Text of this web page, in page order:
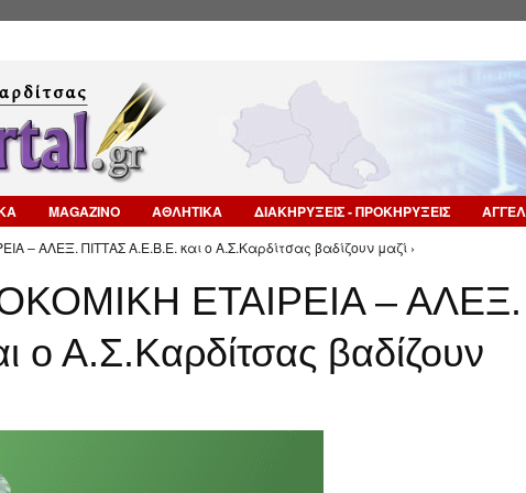
MAGAZINO ΑΘΛΗΤΙΚΑ ΔΙΑΚΗΡΥΞΕΙΣ - ΠΡΟΚΗΡΥΞΕΙΣ
– ΑΛΕΞ. ΠΙΤΤΑΣ Α.Ε.Β.Ε. και ο Α.Σ.Καρδίτσας βαδίζουν μαζί ›
ΕΤΑΙΡΕΙΑ – ΑΛΕΞ.
Α.Σ.Καρδίτσας βαδίζουν